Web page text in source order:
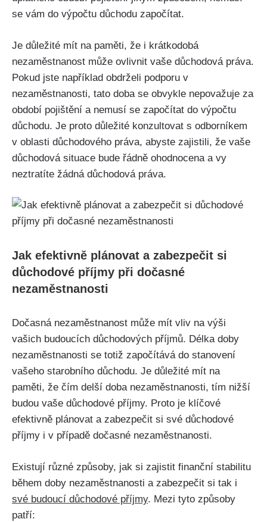
se vám do výpočtu důchodu započítat.
Je důležité mít na paměti, že i krátkodobá
nezaměstnanost může ovlivnit vaše důchodová práva.
Pokud jste například obdrželi podporu v
nezaměstnanosti, tato doba se obvykle nepovažuje za
období pojištění a nemusí se započítat do výpočtu
důchodu. Je proto důležité konzultovat s odborníkem
v oblasti důchodového práva, abyste zajistili, že vaše
důchodová situace bude řádně ohodnocena a vy
neztratíte žádná důchodová práva.
Jak efektivně plánovat a zabezpečit si
důchodové příjmy při dočasné
nezaměstnanosti
Dočasná nezaměstnanost může mít vliv na výši
vašich budoucích důchodových příjmů. Délka doby
nezaměstnanosti se totiž započítává do stanovení
vašeho starobního důchodu. Je důležité mít na
paměti, že čím delší doba nezaměstnanosti, tím nižší
budou vaše důchodové příjmy. Proto je klíčové
efektivně plánovat a zabezpečit si své důchodové
příjmy i v případě dočasné nezaměstnanosti.
Existují různé způsoby, jak si zajistit finanční stabilitu
během doby nezaměstnanosti a zabezpečit si tak i
své budoucí důchodové příjmy. Mezi tyto způsoby
patří: